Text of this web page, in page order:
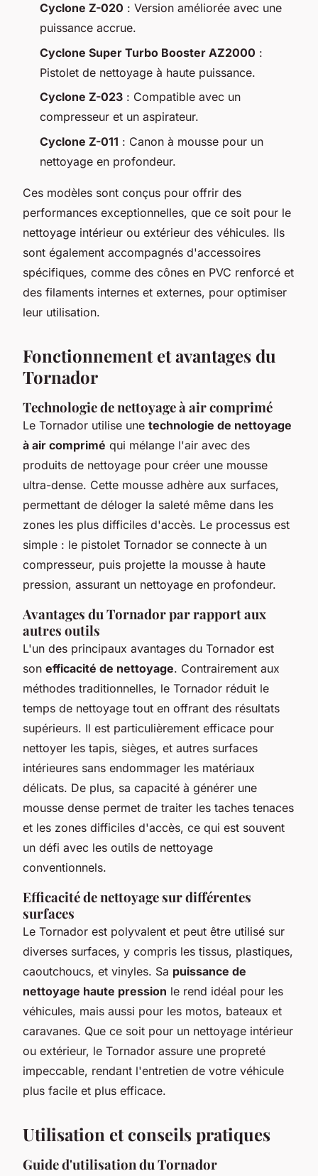
Cyclone Z-020 : Version améliorée avec une
puissance accrue.
Cyclone Super Turbo Booster AZ2000 :
Pistolet de nettoyage à haute puissance.
Cyclone Z-023 : Compatible avec un
compresseur et un aspirateur.
Cyclone Z-011 : Canon à mousse pour un
nettoyage en profondeur.
Ces modèles sont conçus pour offrir des
performances exceptionnelles, que ce soit pour le
nettoyage intérieur ou extérieur des véhicules. Ils
sont également accompagnés d'accessoires
spécifiques, comme des cônes en PVC renforcé et
des filaments internes et externes, pour optimiser
leur utilisation.
Fonctionnement et avantages du
Tornador
Technologie de nettoyage à air comprimé
Le Tornador utilise une technologie de nettoyage
à air comprimé qui mélange l'air avec des
produits de nettoyage pour créer une mousse
ultra-dense. Cette mousse adhère aux surfaces,
permettant de déloger la saleté même dans les
zones les plus difficiles d'accès. Le processus est
simple : le pistolet Tornador se connecte à un
compresseur, puis projette la mousse à haute
pression, assurant un nettoyage en profondeur.
Avantages du Tornador par rapport aux
autres outils
L'un des principaux avantages du Tornador est
son efficacité de nettoyage. Contrairement aux
méthodes traditionnelles, le Tornador réduit le
temps de nettoyage tout en offrant des résultats
supérieurs. Il est particulièrement efficace pour
nettoyer les tapis, sièges, et autres surfaces
intérieures sans endommager les matériaux
délicats. De plus, sa capacité à générer une
mousse dense permet de traiter les taches tenaces
et les zones difficiles d'accès, ce qui est souvent
un défi avec les outils de nettoyage
conventionnels.
Efficacité de nettoyage sur différentes
surfaces
Le Tornador est polyvalent et peut être utilisé sur
diverses surfaces, y compris les tissus, plastiques,
caoutchoucs, et vinyles. Sa puissance de
nettoyage haute pression le rend idéal pour les
véhicules, mais aussi pour les motos, bateaux et
caravanes. Que ce soit pour un nettoyage intérieur
ou extérieur, le Tornador assure une propreté
impeccable, rendant l'entretien de votre véhicule
plus facile et plus efficace.
Utilisation et conseils pratiques
Guide d'utilisation du Tornador